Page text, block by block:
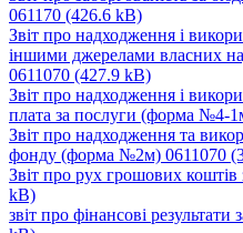
061170 (426.6 kB)
Звіт про надходження і
іншими джерелами власних
0611070 (427.9 kB)
Звіт про надходження і
плата за послуги (форма №4-
Звіт про надходження та
фонду (форма №2м) 0611070
Звіт про рух грошових
kB)
звіт про фінансові